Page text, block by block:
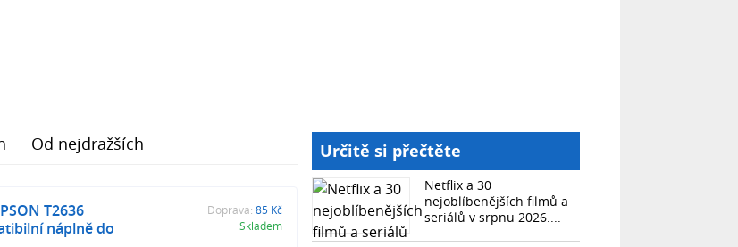
Od nejdražších
T2636
náplně do
Doprava: 85 Kč
Skladem
Určitě si přečtěte
Netflix a 30
nejoblíbenějších filmů a
seriálů v srpnu 2026....